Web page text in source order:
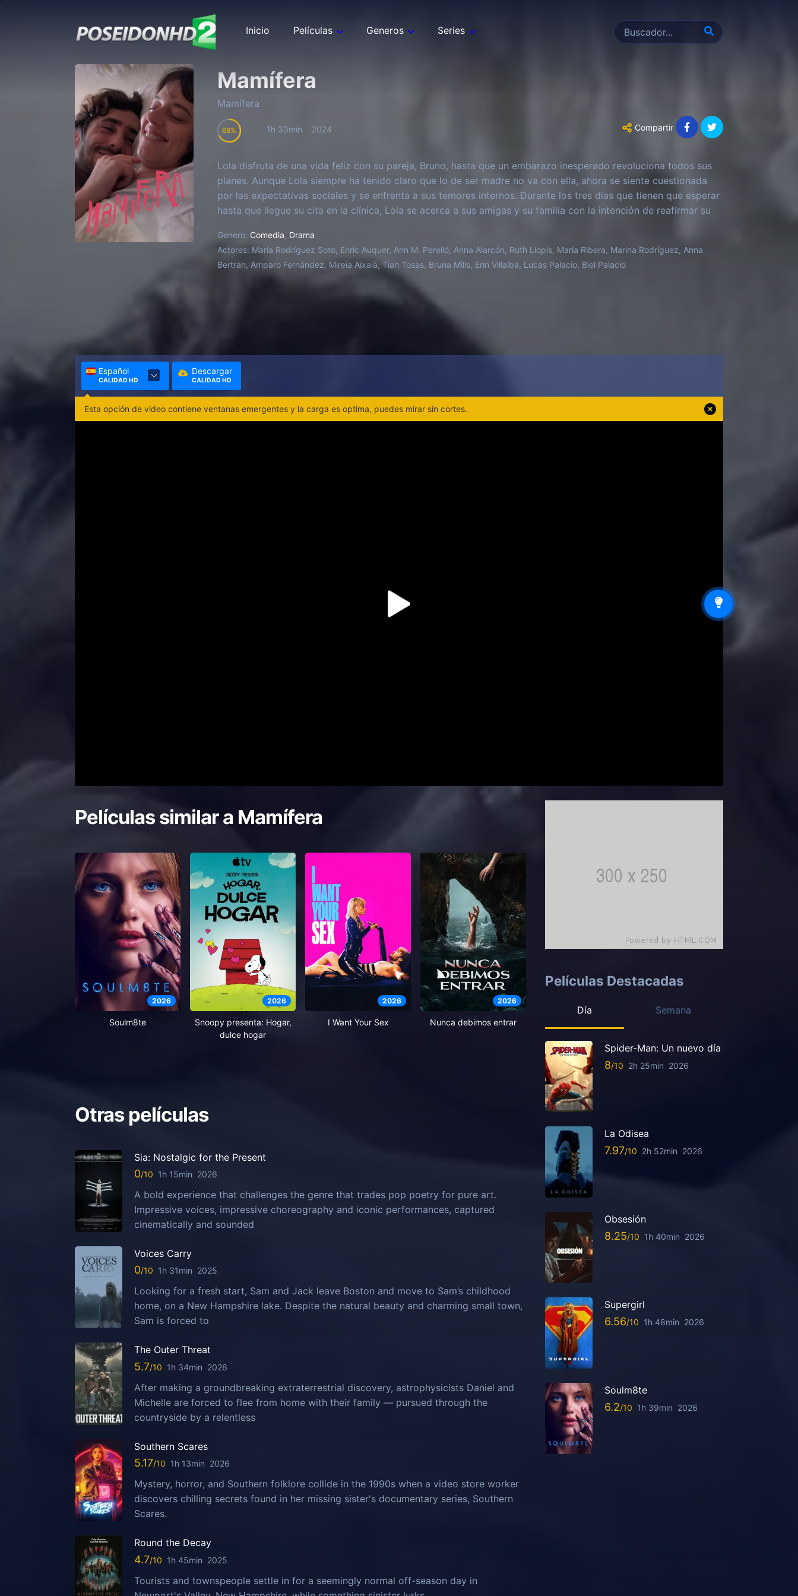
Inicio Películas Generos Series
Mamífera
Mamífera
68 1h 33min 2024 Compartir
Lola disfruta de una vida feliz con su pareja, Bruno, hasta que un embarazo inesperado revoluciona todos sus
planes. Aunque Lola siempre ha tenido claro que lo de ser madre no va con ella, ahora se siente cuestionada
por las expectativas sociales y se enfrenta a sus temores internos. Durante los tres días que tienen que esperar
hasta que llegue su cita en la clínica, Lola se acerca a sus amigas y su familia con la intención de reafirmar su
Genero: Comedia, Drama
Actores: Maria Rodríguez Soto, Enric Auquer, Ann M. Perelló, Anna Alarcón, Ruth Llopis, Maria Ribera, Marina Rodríguez, Anna
Bertran, Amparo Fernández, Mireia Aixalà, Tian Tosas, Bruna Mills, Erin Villalba, Lucas Palacio, Biel Palacio
Español
CALIDAD HD
Descargar
CALIDAD HD
Esta opción de video contiene ventanas emergentes y la carga es optima, puedes mirar sin cortes.
Películas similar a Mamífera
2026
Soulm8te
2026
Snoopy presenta: Hogar,
dulce hogar
2026
I Want Your Sex
2026
Nunca debimos entrar
Otras películas
Sia: Nostalgic for the Present
0 1h 15min 2026
A bold experience that challenges the genre that trades pop poetry for pure art.
Impressive voices, impressive choreography and iconic performances, captured
cinematically and sounded
Voices Carry
0 1h 31min 2025
Looking for a fresh start, Sam and Jack leave Boston and move to Sam’s childhood
home, on a New Hampshire lake. Despite the natural beauty and charming small town,
Sam is forced to
The Outer Threat
5.7 1h 34min 2026
After making a groundbreaking extraterrestrial discovery, astrophysicists Daniel and
Michelle are forced to flee from home with their family — pursued through the
countryside by a relentless
Southern Scares
5.17 1h 13min 2026
Mystery, horror, and Southern folklore collide in the 1990s when a video store worker
discovers chilling secrets found in her missing sister's documentary series, Southern
Scares.
Round the Decay
4.7 1h 45min 2025
Tourists and townspeople settle in for a seemingly normal off-season day in
Películas Destacadas
Día Semana
Spider-Man: Un nuevo día
8 2h 25min 2026
La Odisea
7.97 2h 52min 2026
Obsesión
8.25 1h 40min 2026
Supergirl
6.56 1h 48min 2026
Soulm8te
6.2 1h 39min 2026